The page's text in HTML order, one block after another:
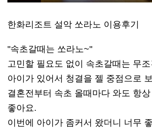
한화리조트 설악 쏘라노 이용후기
"속초갈때는 쏘라노~"
고민할 필요도 없이 속초갈때는 무
아이가 있어서 청결을 젤 중점으로
결혼전부터 속초 올때마다 와도 항
좋아요.
이번에 아이가 좀커서 왔더니 너무